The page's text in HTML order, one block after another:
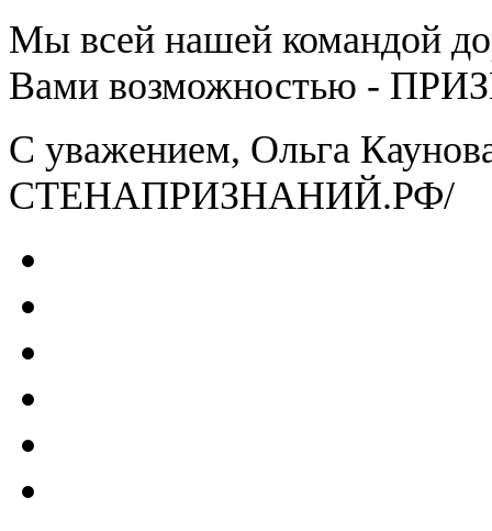
Мы всей нашей командой
Вами возможностью -
С уважением, Ольга
СТЕНАПРИЗНАНИЙ.РФ/